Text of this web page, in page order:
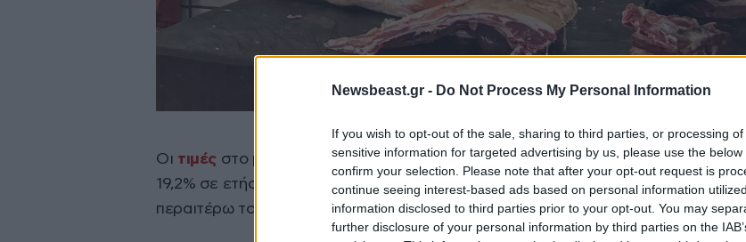
Newsbeast.gr - Do Not Process My Personal Information
If you wish to opt-out of the sale, sharing to third parties, or processing
sensitive information for targeted advertising by us, please use the
confirm your selection. Please note that after your opt-out request is
continue seeing interest-based ads based on personal information
information disclosed to third parties prior to your opt-out. You may
further disclosure of your personal information by third parties on the
Οι τιμές στο μοσχάρι συνεχίζουν την ανοδική πορεία, με αύξηση της τάξης του
19,2% σε ετήσια βάση, σύμφωνα με στοιχεία της ΕΛΣΤΑΤ, γεγονός που
περαιτέρω το κόστος διατροφής.